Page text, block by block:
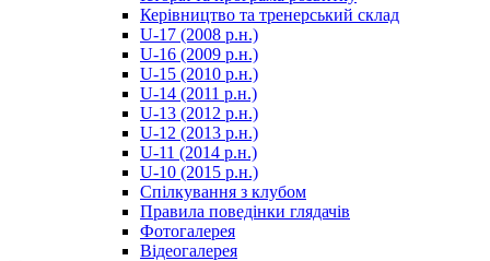
Керівництво та тренерський склад
U-17 (2008 р.н.)
U-16 (2009 р.н.)
U-15 (2010 р.н.)
U-14 (2011 р.н.)
U-13 (2012 р.н.)
U-12 (2013 р.н.)
U-11 (2014 р.н.)
U-10 (2015 р.н.)
Спілкування з клубом
Правила поведінки глядачів
Фотогалерея
Відеогалерея